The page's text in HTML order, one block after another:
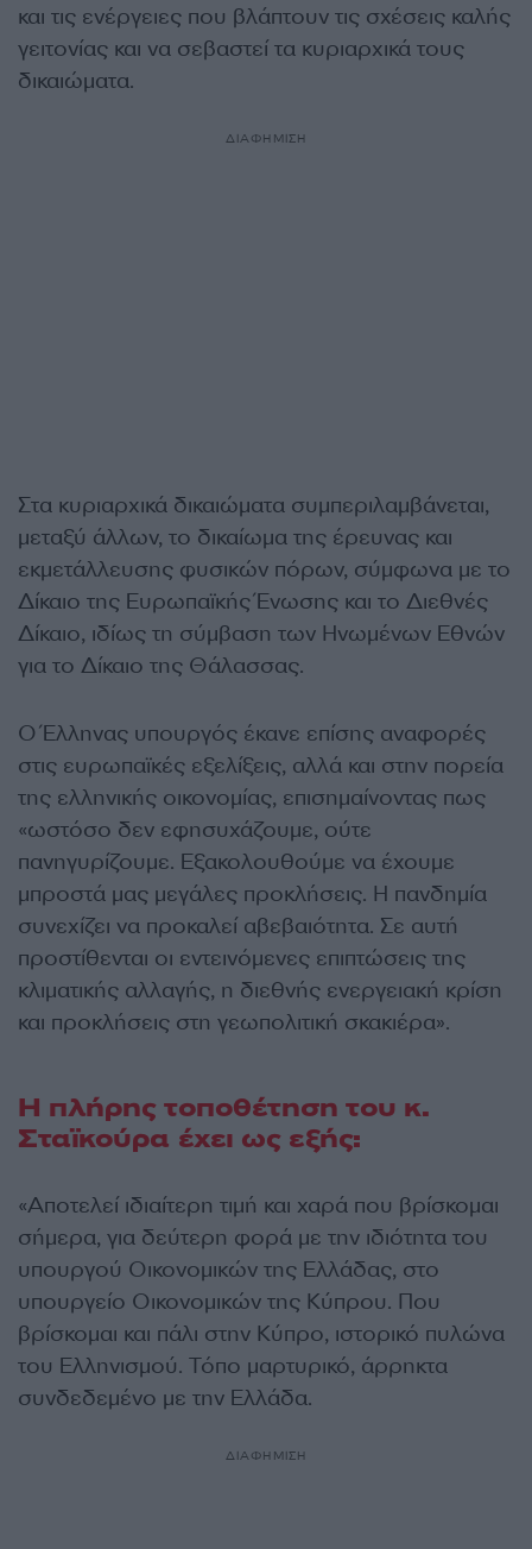
και τις ενέργειες που βλάπτουν τις σχέσεις καλής
γειτονίας και να σεβαστεί τα κυριαρχικά τους
δικαιώματα.
ΔΙΑΦΗΜΙΣΗ
Στα κυριαρχικά δικαιώματα συμπεριλαμβάνεται,
μεταξύ άλλων, το δικαίωμα της έρευνας και
εκμετάλλευσης φυσικών πόρων, σύμφωνα με το
Δίκαιο της Ευρωπαϊκής Ένωσης και το Διεθνές
Δίκαιο, ιδίως τη σύμβαση των Ηνωμένων Εθνών
για το Δίκαιο της Θάλασσας.
Ο Έλληνας υπουργός έκανε επίσης αναφορές
στις ευρωπαϊκές εξελίξεις, αλλά και στην πορεία
της ελληνικής οικονομίας, επισημαίνοντας πως
«ωστόσο δεν εφησυχάζουμε, ούτε
πανηγυρίζουμε. Εξακολουθούμε να έχουμε
μπροστά μας μεγάλες προκλήσεις. Η πανδημία
συνεχίζει να προκαλεί αβεβαιότητα. Σε αυτή
προστίθενται οι εντεινόμενες επιπτώσεις της
κλιματικής αλλαγής, η διεθνής ενεργειακή κρίση
και προκλήσεις στη γεωπολιτική σκακιέρα».
Η πλήρης τοποθέτηση του κ.
Σταϊκούρα έχει ως εξής:
«Αποτελεί ιδιαίτερη τιμή και χαρά που βρίσκομαι
σήμερα, για δεύτερη φορά με την ιδιότητα του
υπουργού Οικονομικών της Ελλάδας, στο
υπουργείο Οικονομικών της Κύπρου. Που
βρίσκομαι και πάλι στην Κύπρο, ιστορικό πυλώνα
του Ελληνισμού. Τόπο μαρτυρικό, άρρηκτα
συνδεδεμένο με την Ελλάδα.
ΔΙΑΦΗΜΙΣΗ